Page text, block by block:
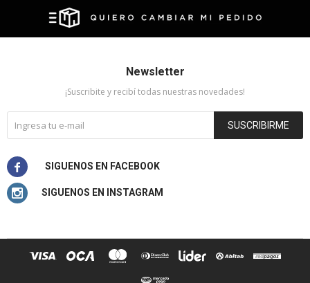
Newsletter
¡Suscribite y recibí todas nuestras novedades!
SUSCRIBIRME

